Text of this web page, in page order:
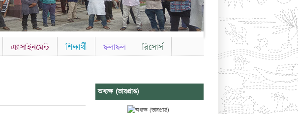
এ্যাসাইনমেন্ট শিক্ষার্থী ফলাফল
রিসোর্স
অধ্যক্ষ (ভারপ্রাপ্ত)